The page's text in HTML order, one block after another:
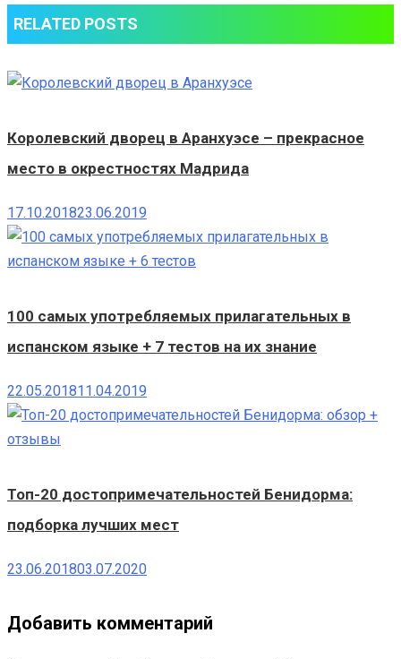
RELATED POSTS
Королевский дворец в Аранхуэсе – прекрасное
место в окрестностях Мадрида
17.10.201823.06.2019
100 самых употребляемых прилагательных в
испанском языке + 7 тестов на их знание
22.05.201811.04.2019
Топ-20 достопримечательностей Бенидорма:
подборка лучших мест
23.06.201803.07.2020
Добавить комментарий